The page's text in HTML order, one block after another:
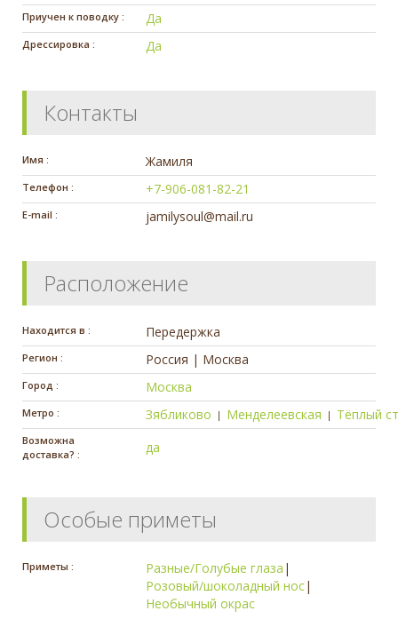
Приучен к поводку : Да
Дрессировка : Да
Контакты
Имя : Жамиля
Телефон : +7-906-081-82-21
E-mail : jamilysoul@mail.ru
Расположение
Находится в : Передержка
Регион : Россия | Москва
Город : Москва
Метро : Зябликово | Менделеевская | Тёплый
Возможна
доставка? :
да
Особые приметы
Приметы : Разные/Голубые глаза |
Розовый/шоколадный нос|
Необычный окрас